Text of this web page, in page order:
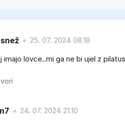
25. 07. 2024 08.18
imajo lovce..mi ga ne bi ujel z
24. 07. 2024 21.10